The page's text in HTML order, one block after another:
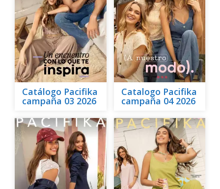
Catálogo Pacifika
campaña 03 2026
Catalogo Pacifika
campaña 04 2026